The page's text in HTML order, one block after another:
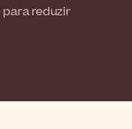
reduzir